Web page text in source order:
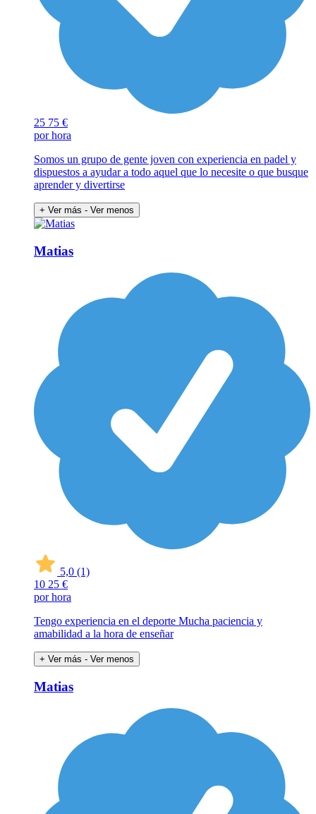
25 75 €
por hora
Somos un grupo de gente joven con experiencia en padel y
dispuestos a ayudar a todo aquel que lo necesite o que busque
aprender y divertirse
+ Ver más - Ver menos
Matias
5,0 (1)
10 25 €
por hora
Tengo experiencia en el deporte Mucha paciencia y
amabilidad a la hora de enseñar
+ Ver más - Ver menos
Matias